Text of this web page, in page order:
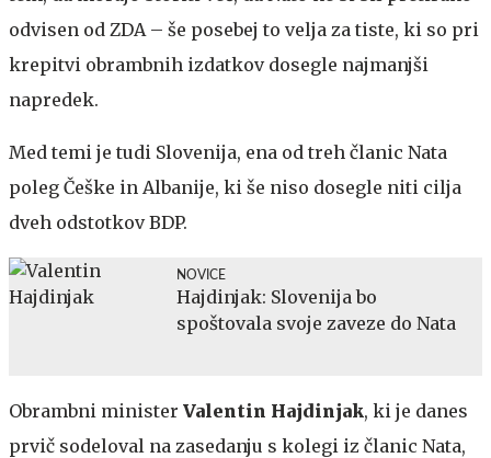
odvisen od ZDA – še posebej to velja za tiste, ki so pri
krepitvi obrambnih izdatkov dosegle najmanjši
napredek.
Med temi je tudi Slovenija, ena od treh članic Nata
poleg Češke in Albanije, ki še niso dosegle niti cilja
dveh odstotkov BDP.
NOVICE
Hajdinjak: Slovenija bo
spoštovala svoje zaveze do Nata
Obrambni minister Valentin Hajdinjak, ki je danes
prvič sodeloval na zasedanju s kolegi iz članic Nata,